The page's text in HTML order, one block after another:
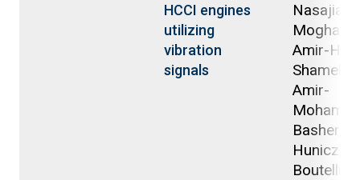
HCCI engines
utilizing
vibration
signals
Nasajian
Amir-
Shamekhi,
Amir-
Basher,
Hunicz,